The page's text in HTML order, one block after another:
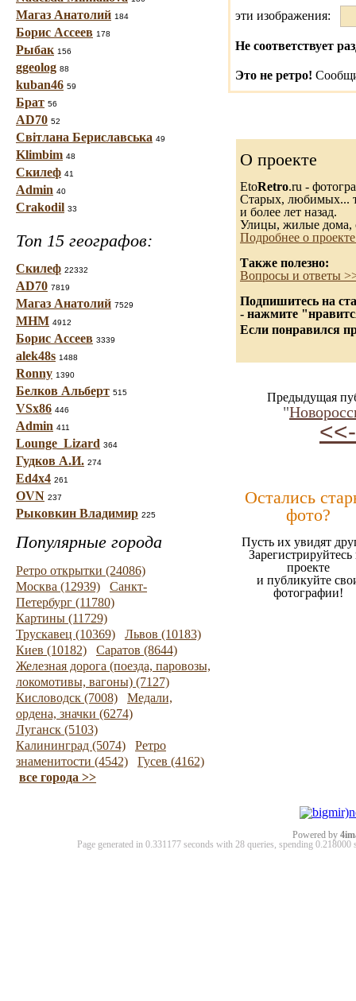
Магаз Анатолий 184
Борис Ассеев 178
Рыбак 156
ggeolog 88
kuban46 59
Брат 56
AD70 52
Світлана Бериславська 49
Klimbim 48
Скилеф 41
Admin 40
Crakodil 33
Топ 15 географов:
Скилеф 22332
AD70 7819
Магаз Анатолий 7529
МНМ 4912
Борис Ассеев 3339
alek48s 1488
Ronny 1390
Белков Альберт 515
VSx86 446
Admin 411
Lounge_Lizard 364
Гудков А.И. 274
Ed4x4 261
OVN 237
Рыковкин Владимир 225
Популярные города
Ретро открытки (24086)
Москва (12939)
Санкт-
Петербург (11780)
Картины (11729)
Трускавец (10369)
Львов (10183)
Киев (10182)
Саратов (8644)
Железная дорога (поезда, паровозы,
локомотивы, вагоны) (7127)
Кисловодск (7008)
Медали,
ордена, значки (6274)
Луганск (5103)
Калининград (5074)
Ретро
знаменитости (4542)
Гусев (4162)
все города >>
эти изображения:
Не соответствует
Это не ретро!
О проекте
EtoRetro.ru -
Старых, любимых...
и более лет назад.
Улицы, жилые дома,
Подробнее о
Также полезно:
Вопросы и ответы
Подпишитесь на
- нажмите
Если понравился
Предыдущая
"
<<-
Остались
фото?
Пусть их увидят
Зарегистрируйтесь
проекте
и публикуйте
фотографии!
Powered by
Page generated in 0.331177 seconds with 28 queries, spending